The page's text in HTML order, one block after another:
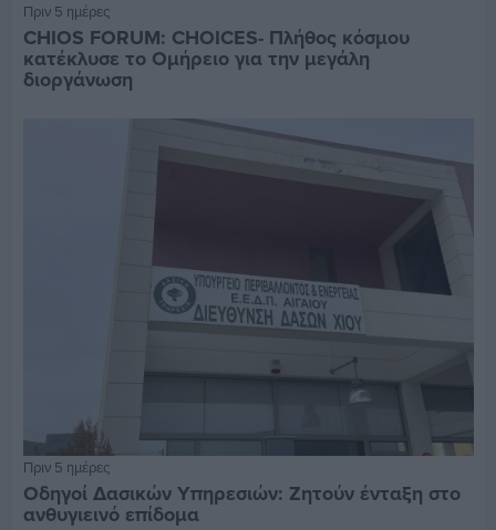
Πριν 5 ημέρες
CHIOS FORUM: CHOICES- Πλήθος κόσμου
κατέκλυσε το Ομήρειο για την μεγάλη
διοργάνωση
Πριν 5 ημέρες
Οδηγοί Δασικών Υπηρεσιών: Ζητούν ένταξη στο
ανθυγιεινό επίδομα